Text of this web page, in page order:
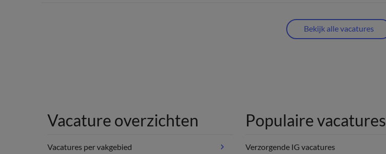
Bekijk alle vacatures
Vacature overzichten
Vacatures per vakgebied
Populaire vacatures
Verzorgende IG vacatures